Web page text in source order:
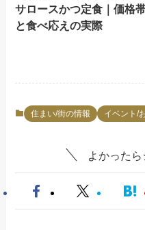
サロースかつ定食｜価格
と食べ応えの実際
住まい/街の情報 イベント/
よかったら